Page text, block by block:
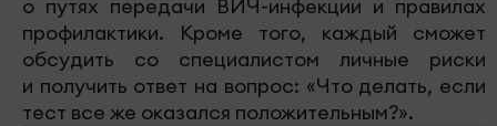
о путях передачи ВИЧ-инфекции и правилах
профилактики. Кроме того, каждый сможет
обсудить со специалистом личные риски
и получить ответ на вопрос: «Что делать, если
тест все же оказался положительным?».